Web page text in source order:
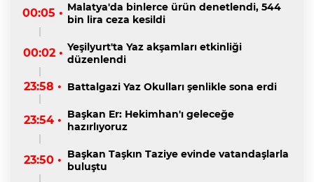
00:05 • Malatya'da binlerce ürün denetlendi, 544
bin lira ceza kesildi
00:02 • Yeşilyurt'ta Yaz akşamları etkinliği
düzenlendi
23:58 • Battalgazi Yaz Okulları şenlikle sona erdi
23:54 • Başkan Er: Hekimhan'ı geleceğe
hazırlıyoruz
23:50 • Başkan Taşkın Taziye evinde vatandaşlarla
buluştu